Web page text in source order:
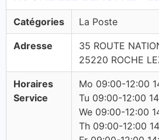
Catégories La Poste
Adresse
35 ROUTE
25220 ROCHE
Horaires
Service
Mo 09:00-12:00
Tu 09:00-12:00
We 09:00-12:00
Th 09:00-12:00